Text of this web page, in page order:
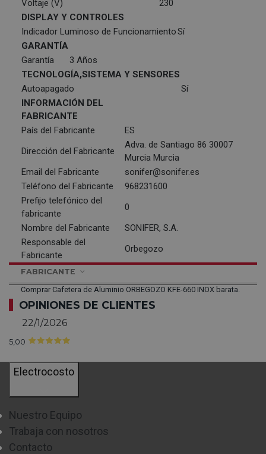
Voltaje (V)
230
DISPLAY Y CONTROLES
Indicador Luminoso de FuncionamientoSí
GARANTÍA
Garantía
3 Años
TECNOLOGÍA,SISTEMA Y SENSORES
Autoapagado
Sí
INFORMACIÓN DEL
FABRICANTE
País del Fabricante
ES
Dirección del Fabricante
Adva. de Santiago 86 30007
Murcia Murcia
Email del Fabricante
sonifer@sonifer.es
Teléfono del Fabricante
968231600
Prefijo telefónico del
fabricante
0
Nombre del Fabricante
SONIFER, S.A.
Responsable del
Fabricante
Orbegozo
FABRICANTE
Comprar Cafetera de Aluminio ORBEGOZO KFE-660 INOX barata.
OPINIONES DE CLIENTES
22/1/2026
5,00
Electrocosto
Nuestro Equipo
Trabaja con nosotros
Contacto